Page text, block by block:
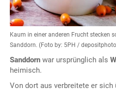
Kaum in einer anderen Frucht stecken
Sanddorn. (Foto by: 5PH /
Sanddorn war ursprünglich als
heimisch.
Von dort aus verbreitete er